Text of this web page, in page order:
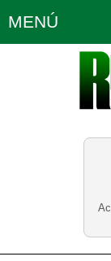
MENÚ